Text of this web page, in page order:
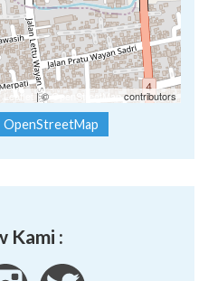
Leaflet | ©OpenStreetMapcontributors
OpenStreetMap
Kami :